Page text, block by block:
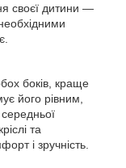
своєї дитини —
боків, краще
його рівним,
та
і зручність.